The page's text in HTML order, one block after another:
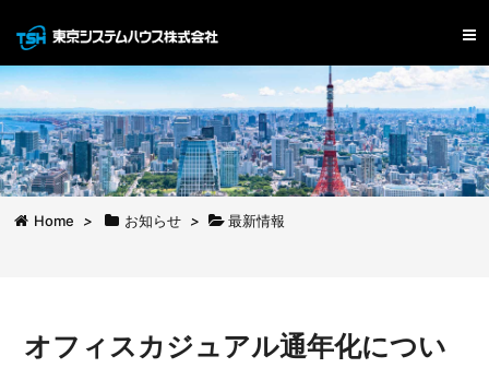
Home > お知らせ > 最新情報
オフィスカジュアル通年化につい